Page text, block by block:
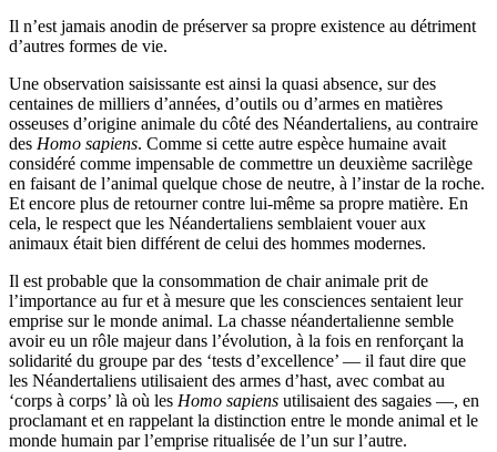
Il n’est jamais anodin de préserver sa propre existence au détriment
d’autres formes de vie.
Une observation saisissante est ainsi la quasi absence, sur des
centaines de milliers d’années, d’outils ou d’armes en matières
osseuses d’origine animale du côté des Néandertaliens, au contraire
des Homo sapiens. Comme si cette autre espèce humaine avait
considéré comme impensable de commettre un deuxième sacrilège
en faisant de l’animal quelque chose de neutre, à l’instar de la roche.
Et encore plus de retourner contre lui-même sa propre matière. En
cela, le respect que les Néandertaliens semblaient vouer aux
animaux était bien différent de celui des hommes modernes.
Il est probable que la consommation de chair animale prit de
l’importance au fur et à mesure que les consciences sentaient leur
emprise sur le monde animal. La chasse néandertalienne semble
avoir eu un rôle majeur dans l’évolution, à la fois en renforçant la
solidarité du groupe par des ‘tests d’excellence’ — il faut dire que
les Néandertaliens utilisaient des armes d’hast, avec combat au
‘corps à corps’ là où les Homo sapiens utilisaient des sagaies —, en
proclamant et en rappelant la distinction entre le monde animal et le
monde humain par l’emprise ritualisée de l’un sur l’autre.